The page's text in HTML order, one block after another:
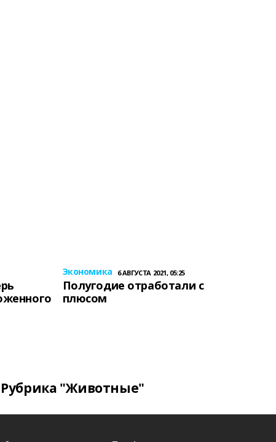
Экономика 6 АВГУСТА 2021, 05:25
Полугодие отработали с
плюсом
Рубрика "Животные"